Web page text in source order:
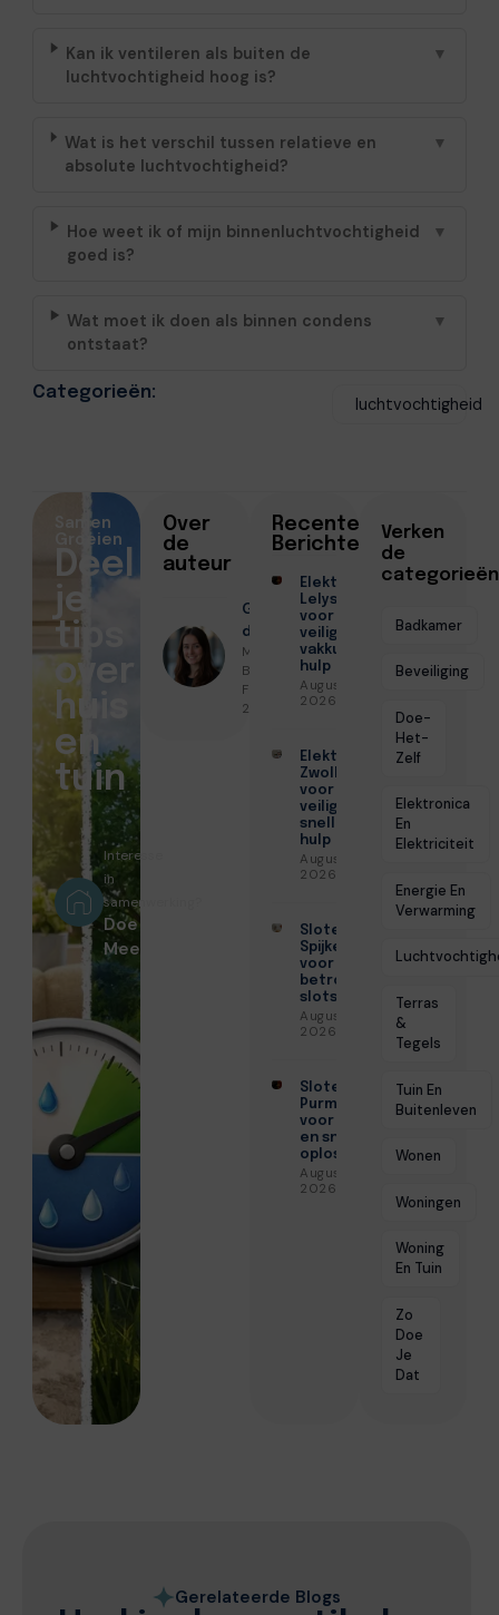
Kan ik ventileren als buiten de
luchtvochtigheid hoog is?
▼
Wat is het verschil tussen relatieve en
absolute luchtvochtigheid?
▼
Hoe weet ik of mijn binnenluchtvochtigheid
goed is?
▼
Wat moet ik doen als binnen condens
ontstaat?
▼
Categorieën:
luchtvochtigheid
Over
de
auteur
Geschreven
door
Milou De
Bruin ●
Februari 12,
2026
Recente
Berichten
Elektricien
Lelystad
voor
veilige en
vakkundige
hulp
Augustus 6,
2026
Elektricien
Zwolle
voor
veilige en
snelle
hulp
Augustus 6,
2026
Slotenmaker
Spijkenisse
voor
betrouwbare
slotservice
Augustus 3,
2026
Slotenmaker
Purmerend
voor veilige
en snelle
oplossingen
Augustus 3,
2026
Verken
de
categorieën
Badkamer
Beveiliging
Doe-
Het-
Zelf
Elektronica
En
Elektriciteit
Energie En
Verwarming
Terras
&
Tegels
Tuin En
Buitenleven
Wonen
Woningen
Woning
En Tuin
Zo
Doe
Je
Dat
Samen
Groeien
Deel
je
tips
over
huis
en
tuin
Interesse
in
samenwerking?
Doe
Mee!
Gerelateerde Blogs